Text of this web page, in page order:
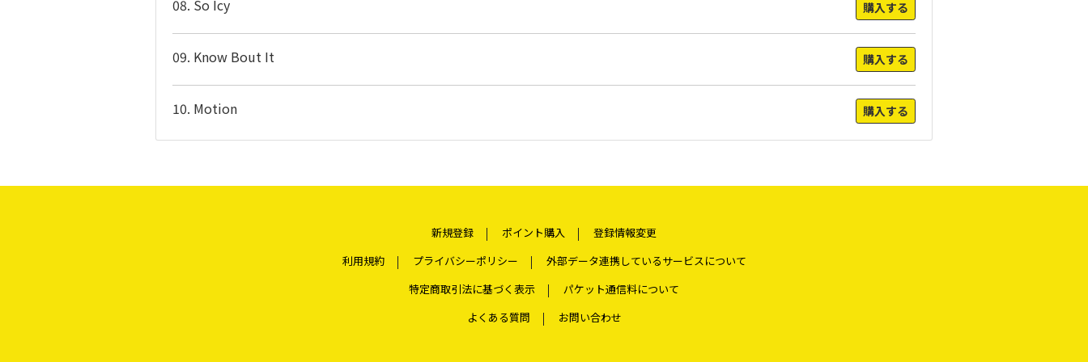
08. So Icy 購入する
09. Know Bout It 購入する
10. Motion 購入する
新規登録 ポイント購入
登録情報変更
利用規約
プライバシーポリシー
外部データ連携しているサービスについて
特定商取引法に基づく表示
パケット通信料について
よくある質問
お問い合わせ